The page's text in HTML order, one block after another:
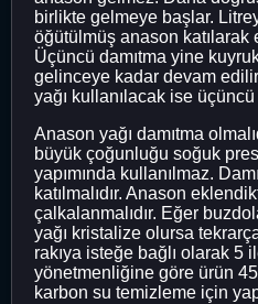
birlikte gelmeye başlar.
öğütülmüş anason katılarak
Üçüncü damıtma yine
gelinceye kadar devam
yağı kullanılacak ise
Anason yağı damıtma
büyük çoğunluğu soğuk
yapımında kullanılmaz.
katılmalıdır. Anason
çalkalanmalıdır. Eğer
yağı kristalize olursa
rakıya isteğe bağlı olarak 5
yönetmenliğine göre ürün
karbon su temizleme için